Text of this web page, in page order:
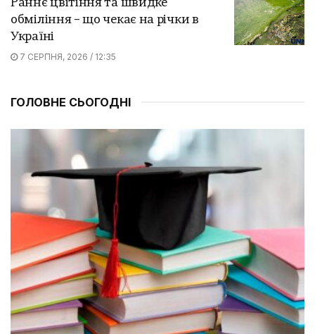
Раннє цвітіння та швидке
обміління – що чекає на річки в
Україні
7 СЕРПНЯ, 2026 / 12:35
ГОЛОВНЕ СЬОГОДНІ